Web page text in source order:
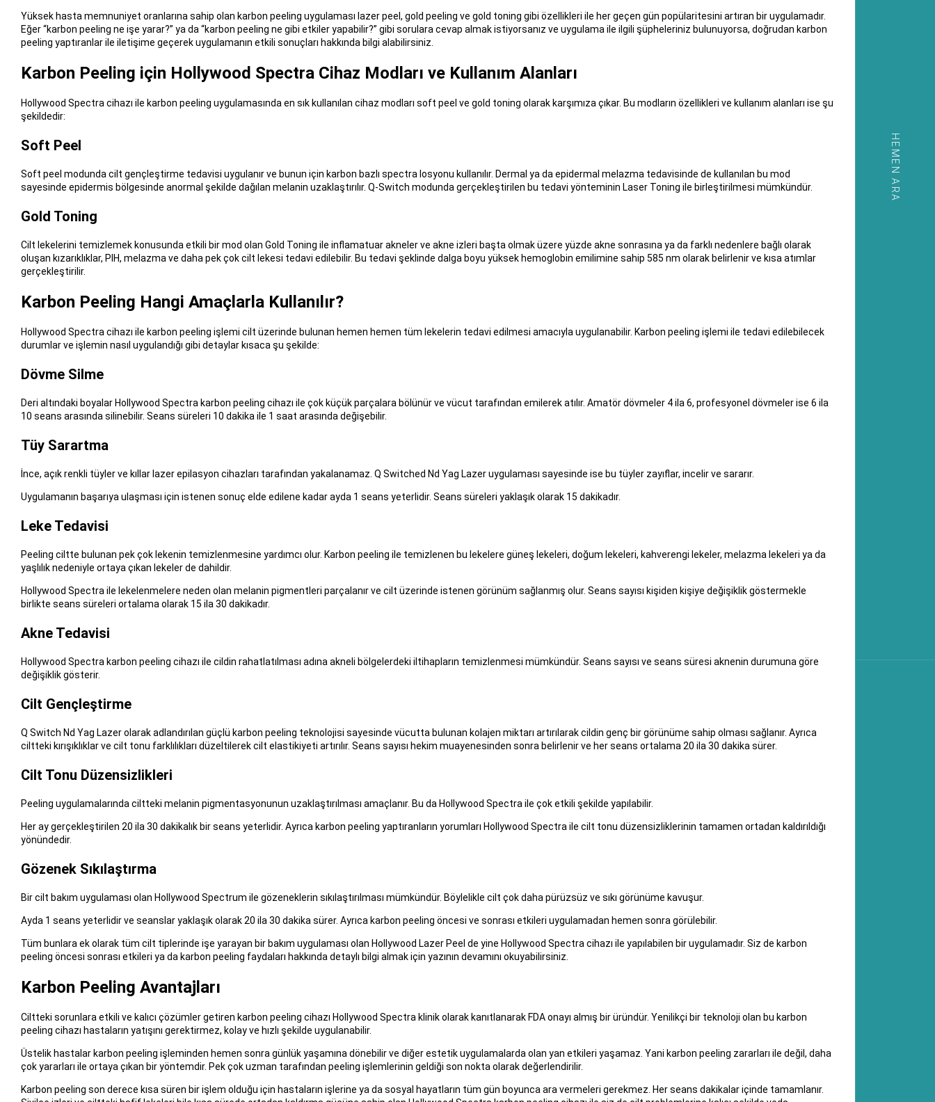
HEMEN ARA
Yüksek hasta memnuniyet oranlarına sahip olan karbon peeling uygulaması lazer peel, gold peeling ve gold toning gibi özellikleri ile her geçen gün popülaritesini artıran bir uygulamadır.
Eğer “karbon peeling ne işe yarar?” ya da “karbon peeling ne gibi etkiler yapabilir?” gibi sorulara cevap almak istiyorsanız ve uygulama ile ilgili şüpheleriniz bulunuyorsa, doğrudan karbon
peeling yaptıranlar ile iletişime geçerek uygulamanın etkili sonuçları hakkında bilgi alabilirsiniz.
Karbon Peeling için Hollywood Spectra Cihaz Modları ve Kullanım Alanları
Hollywood Spectra cihazı ile karbon peeling uygulamasında en sık kullanılan cihaz modları soft peel ve gold toning olarak karşımıza çıkar. Bu modların özellikleri ve kullanım alanları ise şu
şekildedir:
Soft Peel
Soft peel modunda cilt gençleştirme tedavisi uygulanır ve bunun için karbon bazlı spectra losyonu kullanılır. Dermal ya da epidermal melazma tedavisinde de kullanılan bu mod
sayesinde epidermis bölgesinde anormal şekilde dağılan melanin uzaklaştırılır. Q-Switch modunda gerçekleştirilen bu tedavi yönteminin Laser Toning ile birleştirilmesi mümkündür.
Gold Toning
Cilt lekelerini temizlemek konusunda etkili bir mod olan Gold Toning ile inflamatuar akneler ve akne izleri başta olmak üzere yüzde akne sonrasına ya da farklı nedenlere bağlı olarak
oluşan kızarıklıklar, PIH, melazma ve daha pek çok cilt lekesi tedavi edilebilir. Bu tedavi şeklinde dalga boyu yüksek hemoglobin emilimine sahip 585 nm olarak belirlenir ve kısa atımlar
gerçekleştirilir.
Karbon Peeling Hangi Amaçlarla Kullanılır?
Hollywood Spectra cihazı ile karbon peeling işlemi cilt üzerinde bulunan hemen hemen tüm lekelerin tedavi edilmesi amacıyla uygulanabilir. Karbon peeling işlemi ile tedavi edilebilecek
durumlar ve işlemin nasıl uygulandığı gibi detaylar kısaca şu şekilde:
Dövme Silme
Deri altındaki boyalar Hollywood Spectra karbon peeling cihazı ile çok küçük parçalara bölünür ve vücut tarafından emilerek atılır. Amatör dövmeler 4 ila 6, profesyonel dövmeler ise 6 ila
10 seans arasında silinebilir. Seans süreleri 10 dakika ile 1 saat arasında değişebilir.
Tüy Sarartma
İnce, açık renkli tüyler ve kıllar lazer epilasyon cihazları tarafından yakalanamaz. Q Switched Nd Yag Lazer uygulaması sayesinde ise bu tüyler zayıflar, incelir ve sararır.
Uygulamanın başarıya ulaşması için istenen sonuç elde edilene kadar ayda 1 seans yeterlidir. Seans süreleri yaklaşık olarak 15 dakikadır.
Leke Tedavisi
Peeling ciltte bulunan pek çok lekenin temizlenmesine yardımcı olur. Karbon peeling ile temizlenen bu lekelere güneş lekeleri, doğum lekeleri, kahverengi lekeler, melazma lekeleri ya da
yaşlılık nedeniyle ortaya çıkan lekeler de dahildir.
Hollywood Spectra ile lekelenmelere neden olan melanin pigmentleri parçalanır ve cilt üzerinde istenen görünüm sağlanmış olur. Seans sayısı kişiden kişiye değişiklik göstermekle
birlikte seans süreleri ortalama olarak 15 ila 30 dakikadır.
Akne Tedavisi
Hollywood Spectra karbon peeling cihazı ile cildin rahatlatılması adına akneli bölgelerdeki iltihapların temizlenmesi mümkündür. Seans sayısı ve seans süresi aknenin durumuna göre
değişiklik gösterir.
Cilt Gençleştirme
Q Switch Nd Yag Lazer olarak adlandırılan güçlü karbon peeling teknolojisi sayesinde vücutta bulunan kolajen miktarı artırılarak cildin genç bir görünüme sahip olması sağlanır. Ayrıca
ciltteki kırışıklıklar ve cilt tonu farklılıkları düzeltilerek cilt elastikiyeti artırılır. Seans sayısı hekim muayenesinden sonra belirlenir ve her seans ortalama 20 ila 30 dakika sürer.
Cilt Tonu Düzensizlikleri
Peeling uygulamalarında ciltteki melanin pigmentasyonunun uzaklaştırılması amaçlanır. Bu da Hollywood Spectra ile çok etkili şekilde yapılabilir.
Her ay gerçekleştirilen 20 ila 30 dakikalık bir seans yeterlidir. Ayrıca karbon peeling yaptıranların yorumları Hollywood Spectra ile cilt tonu düzensizliklerinin tamamen ortadan kaldırıldığı
yönündedir.
Gözenek Sıkılaştırma
Bir cilt bakım uygulaması olan Hollywood Spectrum ile gözeneklerin sıkılaştırılması mümkündür. Böylelikle cilt çok daha pürüzsüz ve sıkı görünüme kavuşur.
Ayda 1 seans yeterlidir ve seanslar yaklaşık olarak 20 ila 30 dakika sürer. Ayrıca karbon peeling öncesi ve sonrası etkileri uygulamadan hemen sonra görülebilir.
Tüm bunlara ek olarak tüm cilt tiplerinde işe yarayan bir bakım uygulaması olan Hollywood Lazer Peel de yine Hollywood Spectra cihazı ile yapılabilen bir uygulamadır. Siz de karbon
peeling öncesi sonrası etkileri ya da karbon peeling faydaları hakkında detaylı bilgi almak için yazının devamını okuyabilirsiniz.
Karbon Peeling Avantajları
Ciltteki sorunlara etkili ve kalıcı çözümler getiren karbon peeling cihazı Hollywood Spectra klinik olarak kanıtlanarak FDA onayı almış bir üründür. Yenilikçi bir teknoloji olan bu karbon
peeling cihazı hastaların yatışını gerektirmez, kolay ve hızlı şekilde uygulanabilir.
Üstelik hastalar karbon peeling işleminden hemen sonra günlük yaşamına dönebilir ve diğer estetik uygulamalarda olan yan etkileri yaşamaz. Yani karbon peeling zararları ile değil, daha
çok yararları ile ortaya çıkan bir yöntemdir. Pek çok uzman tarafından peeling işlemlerinin geldiği son nokta olarak değerlendirilir.
Karbon peeling son derece kısa süren bir işlem olduğu için hastaların işlerine ya da sosyal hayatların tüm gün boyunca ara vermeleri gerekmez. Her seans dakikalar içinde tamamlanır.